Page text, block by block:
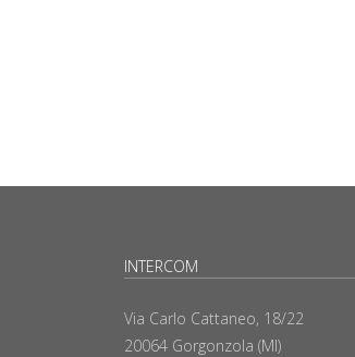
INTERCOM
Via Carlo Cattaneo, 18/22
20064 Gorgonzola (MI)